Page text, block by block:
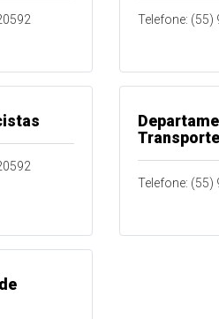
Telefone: (55)
Telefone: (55)